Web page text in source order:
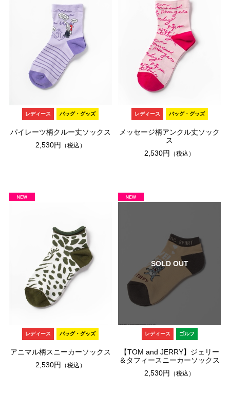
レディース バッグ・グッズ
パイレーツ柄クルー丈ソックス
2,530円 （税込）
レディース バッグ・グッズ
メッセージ柄アンクル丈ソック
ス
2,530円 （税込）
レディース バッグ・グッズ
アニマル柄スニーカーソックス
2,530円
（税込）
SOLD OUT
レディース ゴルフ
【TOM and JERRY】ジェリー
＆タフィースニーカーソックス
2,530円
（税込）